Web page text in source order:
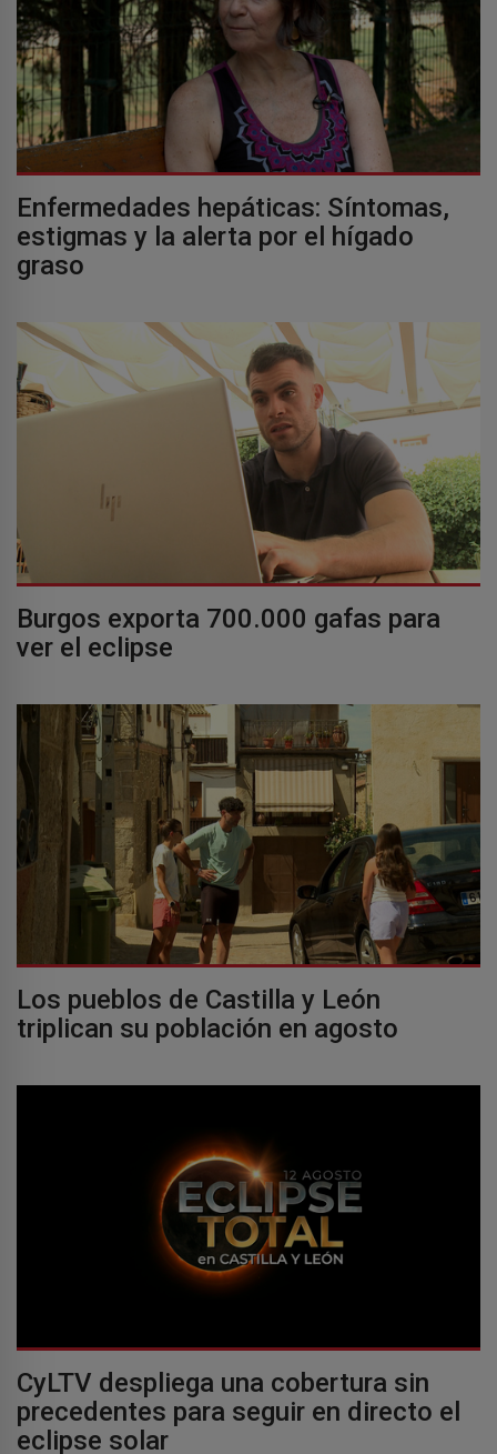
Enfermedades hepáticas: Síntomas,
estigmas y la alerta por el hígado
graso
Burgos exporta 700.000 gafas para
ver el eclipse
Los pueblos de Castilla y León
triplican su población en agosto
CyLTV despliega una cobertura sin
precedentes para seguir en directo el
eclipse solar